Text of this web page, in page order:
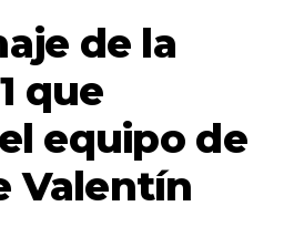
de la
que
equipo de
Valentín